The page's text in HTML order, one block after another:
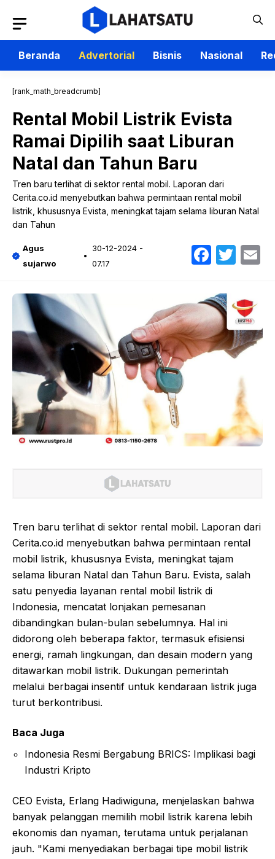
isi
Beranda
Advertorial Bisnis Nasional
[rank_math_breadcrumb]
Rental Mobil Listrik Evista
Ramai Dipilih saat Liburan
Natal dan Tahun Baru
Tren baru terlihat di sektor rental mobil. Laporan dari
Cerita.co.id menyebutkan bahwa permintaan rental mobil
listrik, khususnya Evista, meningkat tajam selama liburan Natal
dan Tahun
Agus
sujarwo
30-12-2024 -
07.17
Tren baru terlihat di sektor rental mobil. Laporan dari
Cerita.co.id menyebutkan bahwa permintaan rental
mobil listrik, khususnya Evista, meningkat tajam
selama liburan Natal dan Tahun Baru. Evista, salah
satu penyedia layanan rental mobil listrik di
Indonesia, mencatat lonjakan pemesanan
dibandingkan bulan-bulan sebelumnya. Hal ini
didorong oleh beberapa faktor, termasuk efisiensi
energi, ramah lingkungan, dan desain modern yang
ditawarkan mobil listrik. Dukungan pemerintah
melalui berbagai insentif untuk kendaraan listrik juga
turut berkontribusi.
Baca Juga
Indonesia Resmi Bergabung BRICS: Implikasi bagi
Industri Kripto
CEO Evista, Erlang Hadiwiguna, menjelaskan bahwa
banyak pelanggan memilih mobil listrik karena lebih
ekonomis dan nyaman, terutama untuk perjalanan
jauh. "Kami menyediakan berbagai tipe mobil listrik